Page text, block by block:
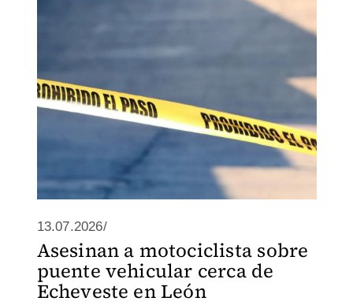
13.07.2026/
Asesinan a motociclista sobre
puente vehicular cerca de
Echeveste en León